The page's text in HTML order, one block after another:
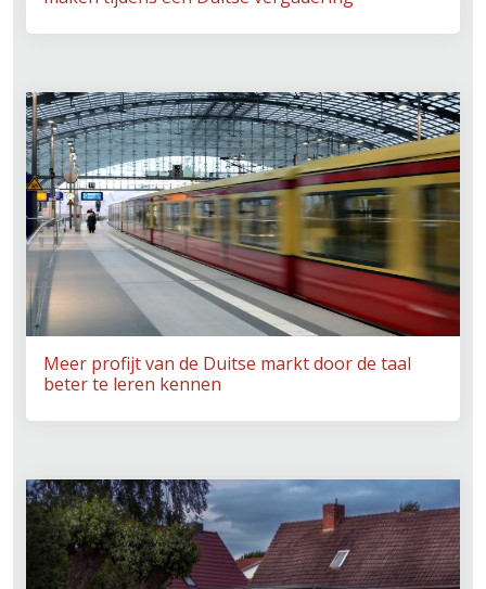
Meer profijt van de Duitse markt door de taal
beter te leren kennen